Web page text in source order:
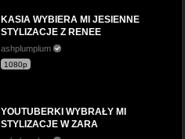
KASIA WYBIERA MI JESIENNE
STYLIZACJE Z RENEE
ashplumplum
1080p
YOUTUBERKI WYBRAŁY MI
STYLIZACJE W ZARA